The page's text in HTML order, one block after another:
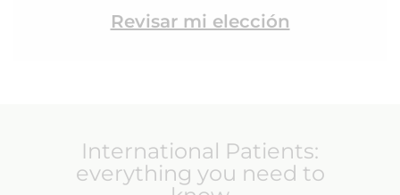
Revisar mi elección
International Patients:
everything you need to